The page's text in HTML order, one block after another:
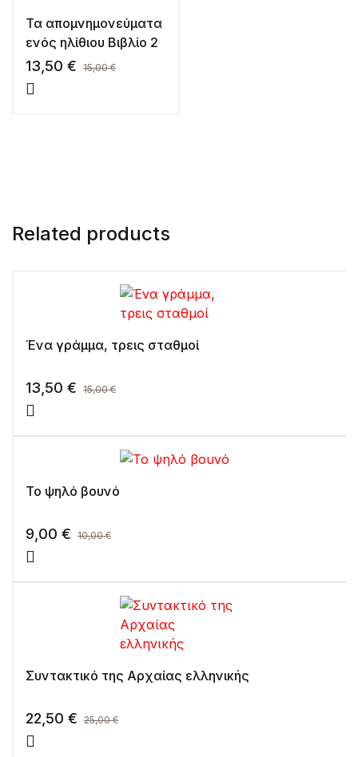
Τα απομνημονεύματα
ενός ηλίθιου Βιβλίο 2
13,50 € 15,00€
Related products
Ένα γράμμα, τρεις σταθμοί
13,50 € 15,00€
Το ψηλό βουνό
9,00 € 10,00€
Συντακτικό της Αρχαίας ελληνικής
22,50 € 25,00€